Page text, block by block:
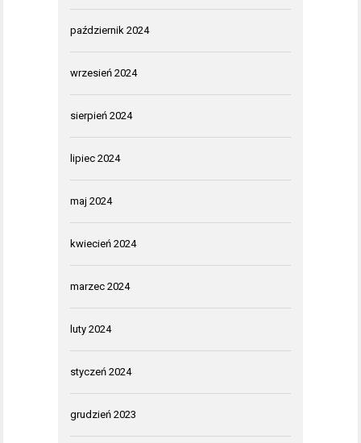
październik 2024
wrzesień 2024
sierpień 2024
lipiec 2024
maj 2024
kwiecień 2024
marzec 2024
luty 2024
styczeń 2024
grudzień 2023